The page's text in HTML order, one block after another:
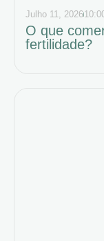
Julho 11, 2026
O que
fertilidade?